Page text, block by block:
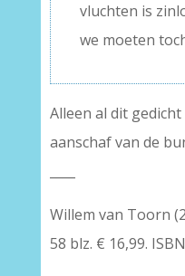
vluchten is
we moeten
Alleen al dit
aanschaf van de
Willem van Toorn
58 blz. € 16,99.